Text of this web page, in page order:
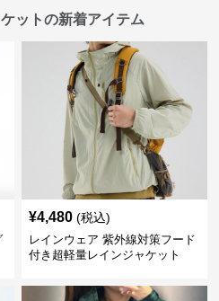
ットの新着アイテム
¥4,480 (税込)
レインウェア 紫外線対策フード
付き超軽量レインジャケット